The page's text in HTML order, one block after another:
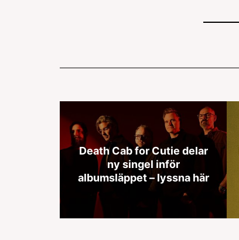
Death Cab for Cutie delar
ny singel inför
albumsläppet – lyssna här